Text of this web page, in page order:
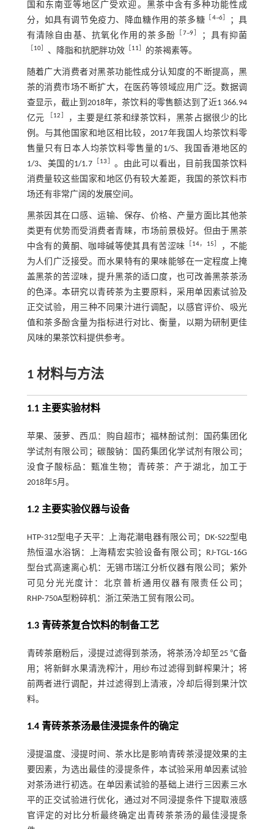
国和东南亚等地区广受欢迎。黑茶中含有多种功能性成
分，如具有调节免疫力、降血糖作用的茶多糖
4~6］
；具
有清除自由基、抗氧化作用的茶多酚 ［7~9 ；具有抑菌
10］ 、降脂和抗肥胖功效［ 11 的茶褐素等。
随着广大消费者对黑茶功能性成分认知度的不断提高，黑
茶的消费市场不断扩大，在医药等领域应用广泛。数据调
查显示，截止到2018年，茶饮料的零售额达到了近1 366.94
亿元
12
，主要是红茶和绿茶饮料，黑茶占据很少的比
例。与其他国家和地区相比较，2017年我国人均茶饮料零
售量只有日本人均茶饮料零售量的1/5、我国香港地区的
1/3、美国的1/1.7
13
。由此可以看出，目前我国茶饮料
消费量较这些国家和地区仍有较大差距，我国的茶饮料市
场还有非常广阔的发展空间。
黑茶因其在口感、运输、保存、价格、产量方面比其他茶
类更有优势而受消费者青睐，市场前景极好。但由于黑茶
中含有的黄酮、咖啡碱等使其具有苦涩味
14， 15
，不能
为人们广泛接受。而水果特有的果味能够在一定程度上掩
盖黑茶的苦涩味，提升黑茶的适口度，也可改善黑茶茶汤
的色泽。本研究以青砖茶为主要原料，采用单因素试验及
正交试验，用三种不同果汁进行调配，以感官评价、吸光
值和茶多酚含量为指标进行对比、衡量，以期为研制更佳
风味的果茶饮料提供参考。
1 材料与方法
1.1 主要实验材料
苹果、菠萝、西瓜：购自超市；福林酚试剂：国药集团化
学试剂有限公司；碳酸钠：国药集团化学试剂有限公司；
没食子酸标品：甄准生物；青砖茶：产于湖北，加工于
2018年5月。
1.2 主要实验仪器与设备
HTP⁃312型电子天平：上海花潮电器有限公司；DK⁃S22型电
热恒温水浴锅：上海精宏实验设备有限公司；RJ⁃TGL⁃16G
型台式高速离心机：无锡市瑞江分析仪器有限公司；紫外
可见分光光度计：北京普析通用仪器有限责任公司；
RHP⁃750A型粉碎机：浙江荣浩工贸有限公司。
1.3 青砖茶复合饮料的制备工艺
青砖茶磨粉后，浸提过滤得到茶汤，将茶汤冷却至25 ℃备
用；将新鲜水果清洗榨汁，用纱布过滤得到鲜榨果汁；将
前两者进行调配，并过滤得到上清液，冷却后得到果汁饮
料。
1.4 青砖茶茶汤最佳浸提条件的确定
浸提温度、浸提时间、茶水比是影响青砖茶浸提效果的主
要因素，为选出最佳的浸提条件，本试验采用单因素试验
对茶汤进行初选。在单因素试验的基础上进行三因素三水
平的正交试验进行优化，通过对不同浸提条件下提取液感
官评定的对比分析最终确定出青砖茶茶汤的最佳浸提条